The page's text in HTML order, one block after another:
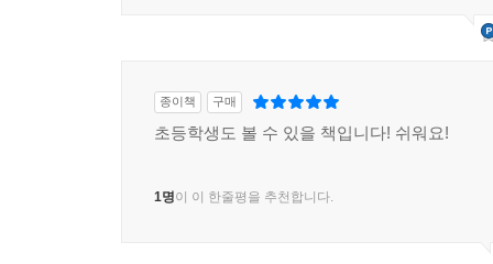
종이책 구매
초등학생도 볼 수 있을 책입니다! 쉬워요!
1명이 이 한줄평을 추천합니다.